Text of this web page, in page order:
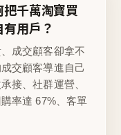
千萬淘寶買
用戶？
成交顧客卻拿不
交顧客導進自己
接、社群運營、
率達 67%、客單